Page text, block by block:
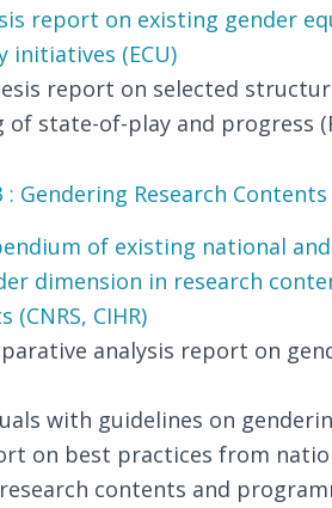
report on existing gender
initiatives (ECU)
report on selected
state-of-play and progress
: Gendering Research
of existing national
dimension in research
(CNRS, CIHR)
analysis report on
with guidelines on
on best practices from
contents and